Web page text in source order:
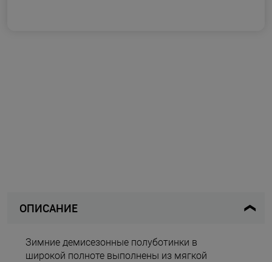
ОПИСАНИЕ
Зимние демисезонные полуботинки в
широкой полноте выполнены из мягкой